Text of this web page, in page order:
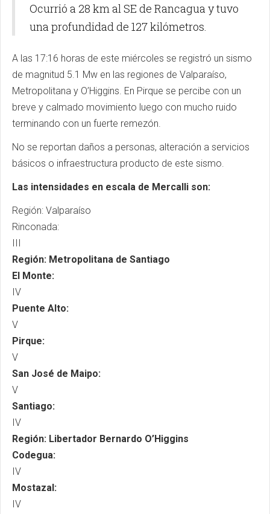
Ocurrió a 28 km al SE de Rancagua y tuvo
una profundidad de 127 kilómetros.
A las 17:16 horas de este miércoles se registró un sismo
de magnitud 5.1 Mw en las regiones de Valparaíso,
Metropolitana y O’Higgins. En Pirque se percibe con un
breve y calmado movimiento luego con mucho ruido
terminando con un fuerte remezón.
No se reportan daños a personas, alteración a servicios
básicos o infraestructura producto de este sismo.
Las intensidades en escala de Mercalli son:
Región: Valparaíso
Rinconada:
III
Región: Metropolitana de Santiago
El Monte:
IV
Puente Alto:
V
Pirque:
V
San José de Maipo:
V
Santiago:
IV
Región: Libertador Bernardo O’Higgins
Codegua:
IV
Mostazal:
IV